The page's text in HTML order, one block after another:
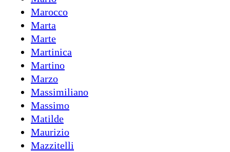
Marocco
Marta
Marte
Martinica
Martino
Marzo
Massimiliano
Massimo
Matilde
Maurizio
Mazzitelli